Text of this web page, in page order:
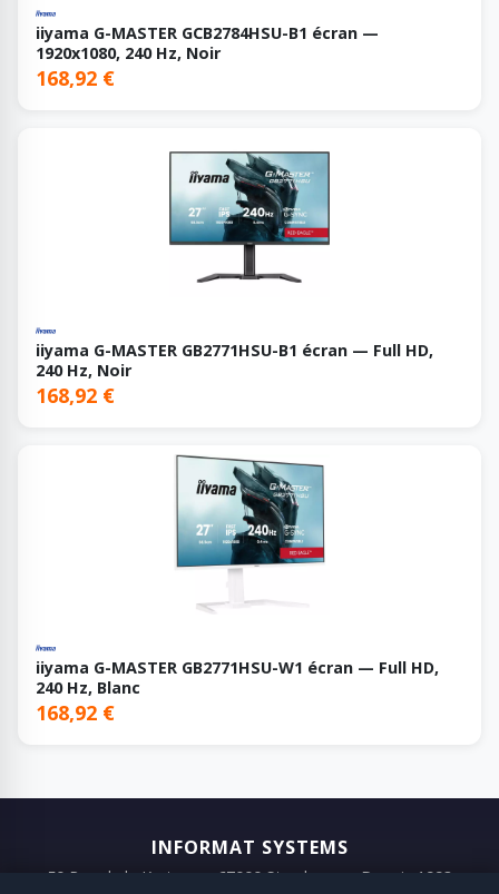
iiyama G-MASTER GCB2784HSU-B1 écran —
1920x1080, 240 Hz, Noir
168,92 €
iiyama G-MASTER GB2771HSU-B1 écran — Full HD,
240 Hz, Noir
168,92 €
iiyama G-MASTER GB2771HSU-W1 écran — Full HD,
240 Hz, Blanc
168,92 €
INFORMAT SYSTEMS
50 Rue de la Krutenau, 67000 Strasbourg · Depuis 1993